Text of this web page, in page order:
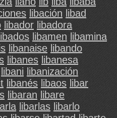
libación libad
libador libadora
libados libamen libamina
libanaise libando
libanes libanesa
libani libanización
libanés libaos libar
libaran libare
libarlas libarlo